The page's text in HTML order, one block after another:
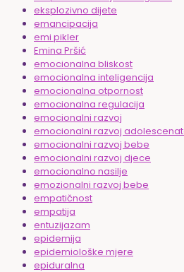
eksplozivno dijete
emancipacija
emi pikler
Emina Pršić
emocionalna bliskost
emocionalna inteligencija
emocionalna otpornost
emocionalna regulacija
emocionalni razvoj
emocionalni razvoj
emocionalni razvoj bebe
emocionalni razvoj djece
emocionalno nasilje
emozionalni razvoj bebe
empatičnost
empatija
entuzijazam
epidemija
epidemiološke mjere
epiduralna